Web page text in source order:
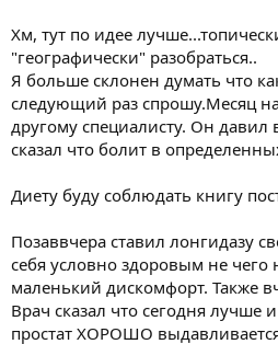
Хм, тут по идее
"географически" разобраться..
Я больше склонен думать что
следующий раз спрошу.Месяц
другому специалисту. Он
сказал что болит в
Диету буду соблюдать книгу
Позаввчера ставил лонгидазу
себя условно здоровым не
маленький дискомфорт. Также
Врач сказал что сегодня лучше
простат ХОРОШО